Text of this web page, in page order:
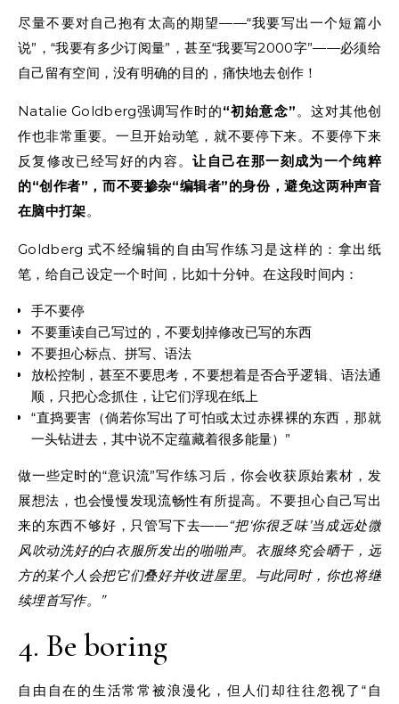
尽量不要对自己抱有太高的期望——“我要写出一个短篇小
说”，“我要有多少订阅量”，甚至“我要写2000字”——必须给
自己留有空间，没有明确的目的，痛快地去创作！
Natalie Goldberg强调写作时的“初始意念”。这对其他创
作也非常重要。一旦开始动笔，就不要停下来。不要停下来
反复修改已经写好的内容。让自己在那一刻成为一个纯粹
的“创作者”，而不要掺杂“编辑者”的身份，避免这两种声音
在脑中打架。
Goldberg 式不经编辑的自由写作练习是这样的：拿出纸
笔，给自己设定一个时间，比如十分钟。在这段时间内：
手不要停
不要重读自己写过的，不要划掉修改已写的东西
不要担心标点、拼写、语法
放松控制，甚至不要思考，不要想着是否合乎逻辑、语法通
顺，只把心念抓住，让它们浮现在纸上
“直捣要害（倘若你写出了可怕或太过赤裸裸的东西，那就
一头钻进去，其中说不定蕴藏着很多能量）”
做一些定时的“意识流”写作练习后，你会收获原始素材，发
展想法，也会慢慢发现流畅性有所提高。不要担心自己写出
来的东西不够好，只管写下去——“把‘你很乏味’当成远处微
风吹动洗好的白衣服所发出的啪啪声。衣服终究会晒干，远
方的某个人会把它们叠好并收进屋里。与此同时，你也将继
续埋首写作。”
4. Be boring
自由自在的生活常常被浪漫化，但人们却往往忽视了“自